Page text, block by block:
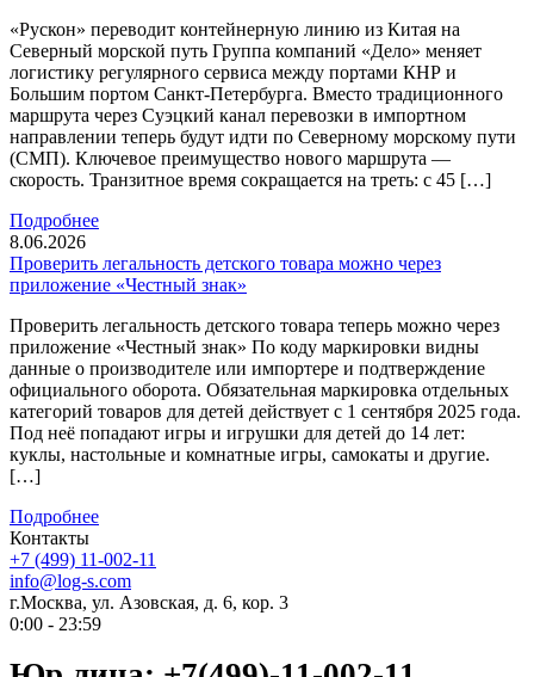
«Рускон» переводит контейнерную линию из Китая на
Северный морской путь Группа компаний «Дело» меняет
логистику регулярного сервиса между портами КНР и
Большим портом Санкт-Петербурга. Вместо традиционного
маршрута через Суэцкий канал перевозки в импортном
направлении теперь будут идти по Северному морскому пути
(СМП). Ключевое преимущество нового маршрута —
скорость. Транзитное время сокращается на треть: с 45 […]
Подробнее
8.06.2026
Проверить легальность детского товара можно через
приложение «Честный знак»
Проверить легальность детского товара теперь можно через
приложение «Честный знак» По коду маркировки видны
данные о производителе или импортере и подтверждение
официального оборота. Обязательная маркировка отдельных
категорий товаров для детей действует с 1 сентября 2025 года.
Под неё попадают игры и игрушки для детей до 14 лет:
куклы, настольные и комнатные игры, самокаты и другие.
[…]
Подробнее
Контакты
+7 (499) 11-002-11
info@log-s.com
г.Москва, ул. Азовская, д. 6, кор. 3
0:00 - 23:59